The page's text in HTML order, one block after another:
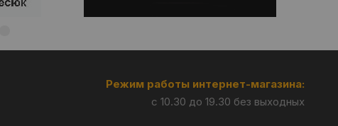
Режим работы интернет-магазина:
с 10.30 до 19.30 без выходных